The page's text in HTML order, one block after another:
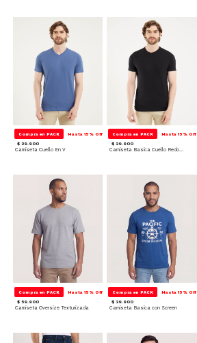
Compra en PACK Hasta 15% Off
$ 29.900
Camiseta Cuello En V
Compra en PACK Hasta 15% Off
$ 29.900
Camiseta Basica Cuello Redondo
Compra en PACK Hasta 15% Off
$ 59.900
Camiseta Oversize Texturizada
Compra en PACK Hasta 15% Off
$ 39.900
Camiseta Basica con Screen